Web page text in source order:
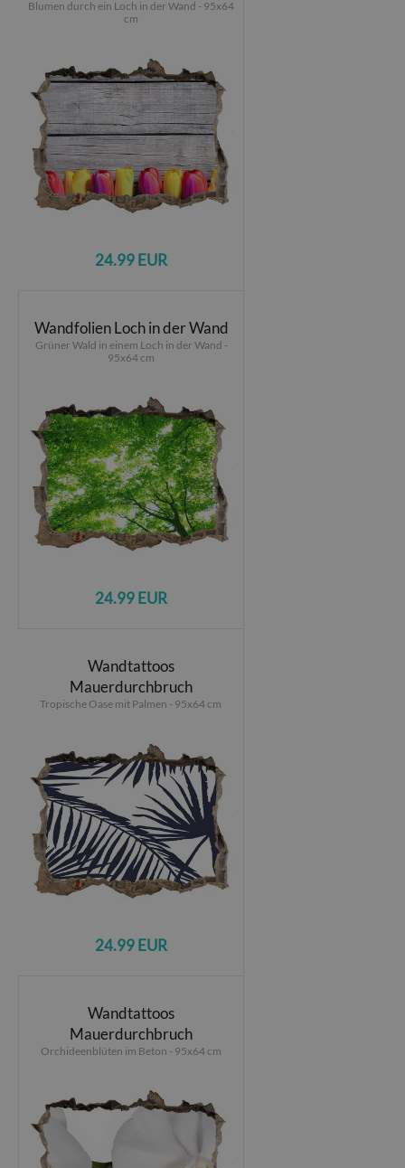
Blumen durch ein Loch in der Wand - 95x64
cm
24.99 EUR
Wandfolien Loch in der Wand
Grüner Wald in einem Loch in der Wand -
95x64 cm
24.99 EUR
Wandtattoos
Mauerdurchbruch
Tropische Oase mit Palmen - 95x64 cm
24.99 EUR
Wandtattoos
Mauerdurchbruch
Orchideenblüten im Beton - 95x64 cm